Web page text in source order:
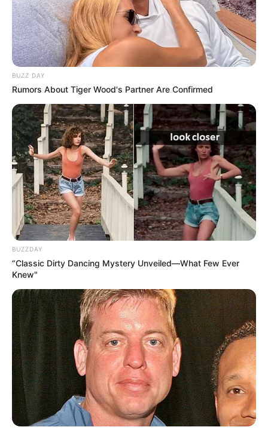
BUZZ DAY
Rumors About Tiger Wood's Partner Are Confirmed
BUZZDAY
“Classic Dirty Dancing Mystery Unveiled—What Few Ever
Knew"